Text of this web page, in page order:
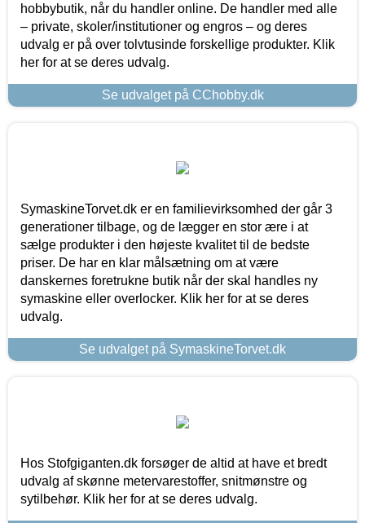
hobbybutik, når du handler online. De handler med alle
– private, skoler/institutioner og engros – og deres
udvalg er på over tolvtusinde forskellige produkter. Klik
her for at se deres udvalg.
Se udvalget på CChobby.dk
SymaskineTorvet.dk er en familievirksomhed der går 3
generationer tilbage, og de lægger en stor ære i at
sælge produkter i den højeste kvalitet til de bedste
priser. De har en klar målsætning om at være
danskernes foretrukne butik når der skal handles ny
symaskine eller overlocker. Klik her for at se deres
udvalg.
Se udvalget på SymaskineTorvet.dk
Hos Stofgiganten.dk forsøger de altid at have et bredt
udvalg af skønne metervarestoffer, snitmønstre og
sytilbehør. Klik her for at se deres udvalg.